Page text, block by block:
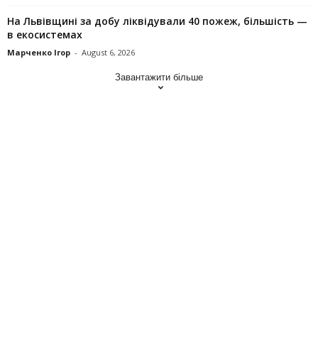
На Львівщині за добу ліквідували 40 пожеж, більшість —
в екосистемах
Марченко Ігор - August 6, 2026
Завантажити більше